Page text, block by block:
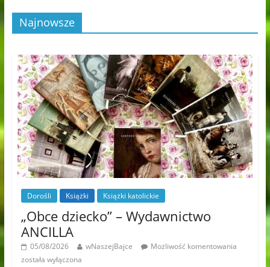
Najnowsze
Dorośli Książki Książki katolickie
„Obce dziecko” – Wydawnictwo
ANCILLA
05/08/2026 wNaszejBajce
Możliwość komentowania
została wyłączona